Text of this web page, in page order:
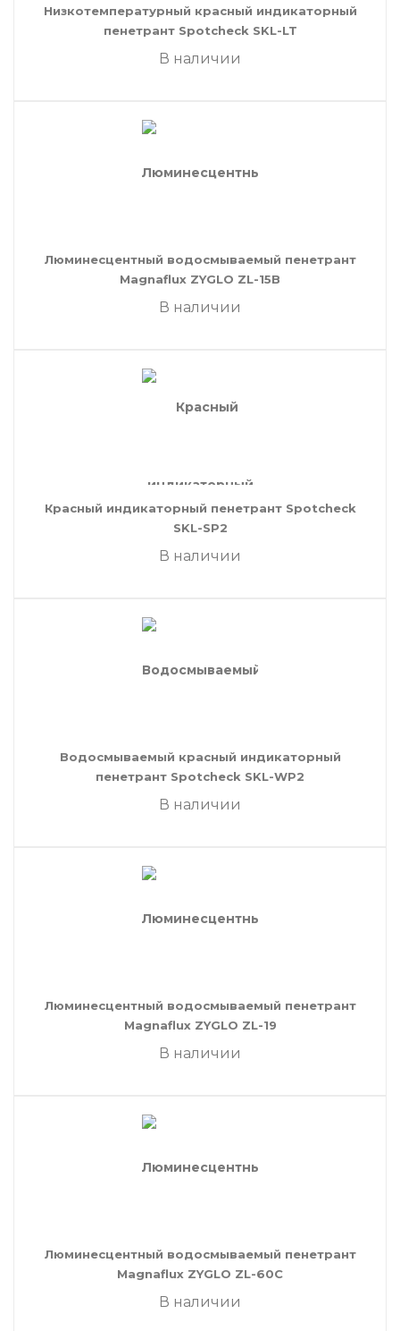
Низкотемпературный красный индикаторный
пенетрант Spotcheck SKL-LT
В наличии
Люминесцентный водосмываемый пенетрант
Magnaflux ZYGLO ZL-15B
В наличии
Красный индикаторный пенетрант Spotcheck
SKL-SP2
В наличии
Водосмываемый красный индикаторный
пенетрант Spotcheck SKL-WP2
В наличии
Люминесцентный водосмываемый пенетрант
Magnaflux ZYGLO ZL-19
В наличии
Люминесцентный водосмываемый пенетрант
Magnaflux ZYGLO ZL-60C
В наличии